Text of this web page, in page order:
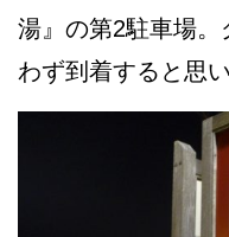
湯』の第2駐車場。
わず到着すると思い